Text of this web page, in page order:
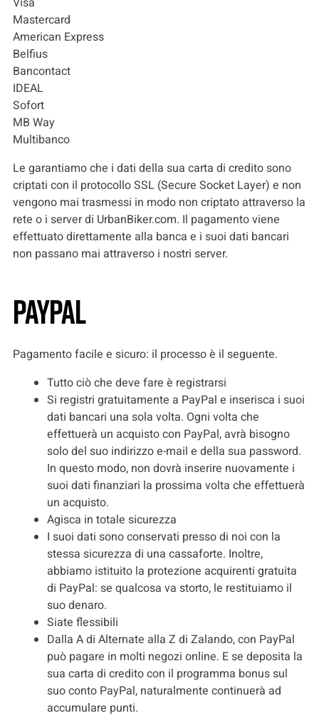
Mastercard
American Express
Belfius
Bancontact
IDEAL
Sofort
MB Way
Multibanco
Le garantiamo che i dati della sua carta di credito sono
criptati con il protocollo SSL (Secure Socket Layer) e non
vengono mai trasmessi in modo non criptato attraverso la
rete o i server di UrbanBiker.com. Il pagamento viene
effettuato direttamente alla banca e i suoi dati bancari
non passano mai attraverso i nostri server.
Paypal
Pagamento facile e sicuro: il processo è il seguente.
Tutto ciò che deve fare è registrarsi
Si registri gratuitamente a PayPal e inserisca i suoi
dati bancari una sola volta. Ogni volta che
effettuerà un acquisto con PayPal, avrà bisogno
solo del suo indirizzo e-mail e della sua password.
In questo modo, non dovrà inserire nuovamente i
suoi dati finanziari la prossima volta che effettuerà
un acquisto.
Agisca in totale sicurezza
I suoi dati sono conservati presso di noi con la
stessa sicurezza di una cassaforte. Inoltre,
abbiamo istituito la protezione acquirenti gratuita
di PayPal: se qualcosa va storto, le restituiamo il
suo denaro.
Siate flessibili
Dalla A di Alternate alla Z di Zalando, con PayPal
può pagare in molti negozi online. E se deposita la
sua carta di credito con il programma bonus sul
suo conto PayPal, naturalmente continuerà ad
accumulare punti.